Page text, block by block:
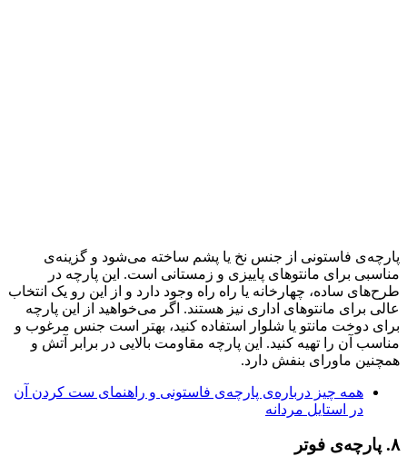
پارچه‌ی فاستونی از جنس نخ یا پشم ساخته می‌شود و گزینه‌ی
مناسبی برای مانتوهای پاییزی و زمستانی است. این پارچه در
طرح‌های ساده، چهارخانه یا راه راه وجود دارد و از این رو یک انتخاب
عالی برای مانتوهای اداری نیز هستند. اگر می‌خواهید از این پارچه
برای دوخت مانتو یا شلوار استفاده کنید، بهتر است جنس مرغوب و
مناسب آن را تهیه کنید. این پارچه مقاومت بالایی در برابر آتش و
همچنین ماورای بنفش دارد.
همه چیز درباره‌ی پارچه‌ی فاستونی و راهنمای ست کردن آن
در استایل مردانه
۸. پارچه‌ی فوتر